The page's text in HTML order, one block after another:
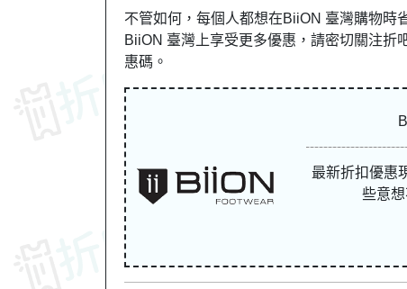
不管如何，每個人都想在BiiON 臺灣購物時
BiiON 臺灣上享受更多優惠，請密切關注折
惠碼。
最新折扣優惠
些意